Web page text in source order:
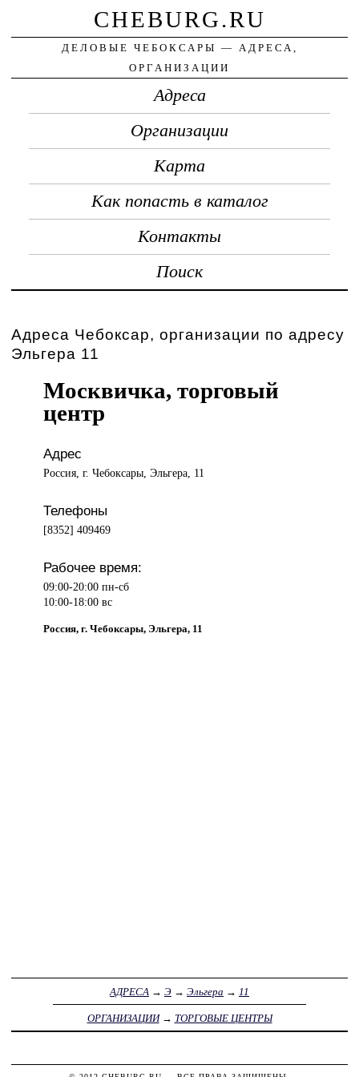
CHEBURG.RU
ДЕЛОВЫЕ ЧЕБОКСАРЫ — АДРЕСА,
ОРГАНИЗАЦИИ
Адреса
Организации
Карта
Как попасть в каталог
Контакты
Поиск
Адреса Чебоксар, организации по адресу
Эльгера 11
Москвичка, торговый
центр
Адрес
Россия, г. Чебоксары, Эльгера, 11
Телефоны
[8352] 409469
Рабочее время:
09:00-20:00 пн-сб
10:00-18:00 вс
Россия, г. Чебоксары, Эльгера, 11
АДРЕСА → Э → Эльгера → 11
ОРГАНИЗАЦИИ→ ТОРГОВЫЕ ЦЕНТРЫ